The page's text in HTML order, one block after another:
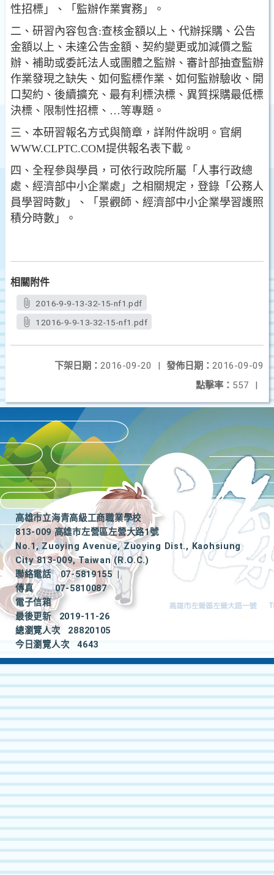
性招標」、「監辦作業實務」。
二、研習內容包含:查核金額以上、代辦採購、公告
金額以上、未達公告金額、契約變更或加減價之監
辦、補助或委託法人或團體之監辦、審計部抽查監辦
作業發現之缺失、如何監標作業、如何監辦驗收、開
口契約、後續擴充、最有利標決標、異質採購最低標
決標、限制性招標、…等專題。
三、本研習報名方式與簡章，詳附件說明。官網
WWW.CLPTC.COM提供報名表下載。
四、全程參與學員，可依行政院所屬「人事行政總
處、經濟部中小企業處」之相關規定，登錄「公務人
員學習時數」、「景觀師、經濟部中小企業學習護照
積分時數」。
相關附件
2016-9-9-13-32-15-nf1.pdf
12016-9-9-13-32-15-nf1.pdf
發佈日期： 2016-09-09
下架日期： 2016-09-20
|
點擊率： 557 |
高雄市立海青高級工商職業學校
813-009 高雄市左營區左營大路1號
No.1, Zuoying Avenue, Zuoying Dist., Kaohsiung
City 813-009, Taiwan (R.O.C.)
聯絡電話
07-5819155
|
傳真
07-5810087
電子信箱
最後更新
2019-11-26
總瀏覽人次
28820105
今日瀏覽人次
4643